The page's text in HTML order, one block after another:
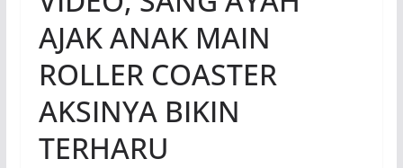
AJAK ANAK MAIN
ROLLER COASTER
AKSINYA BIKIN
TERHARU